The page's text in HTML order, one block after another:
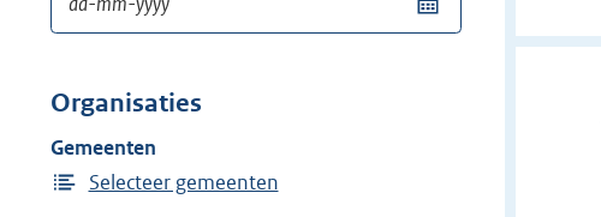
Organisaties
Gemeenten
Selecteer gemeenten